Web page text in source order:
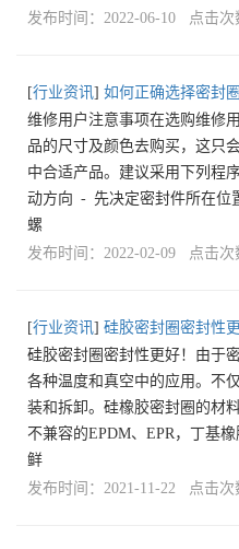
发布时间：2022-06-10 点击次
[行业资讯] 如何正确选择密封圈
维修用户注意事项在选购维修
品的尺寸及颜色去购买，这只
中合适产品。建议采用下列程
动方向 - 先决定密封件所在位
螺
发布时间：2022-02-09 点击次
[行业资讯] 硅胶密封圈密封性更
硅胶密封圈密封性更好！由于
各种温度和真空中的应用。不
装和拆卸。硅橡胶密封圈的材
不兼容的EPDM、EPR，丁基
鲜
发布时间：2021-11-22 点击次